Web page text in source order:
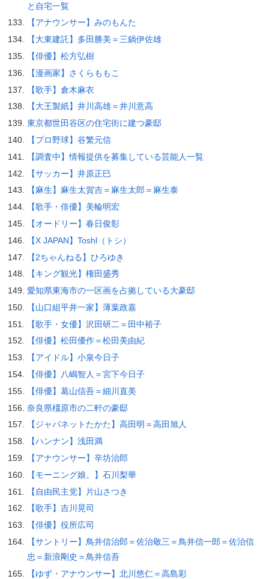
と自宅一覧
【アナウンサー】みのもんた
【大東建託】多田勝美＝三鍋伊佐雄
【俳優】松方弘樹
【漫画家】さくらももこ
【歌手】倉木麻衣
【大王製紙】井川高雄＝井川意高
東京都世田谷区の住宅街に建つ豪邸
【プロ野球】谷繁元信
【調査中】情報提供を募集している芸能人一覧
【サッカー】井原正巳
【麻生】麻生太賀吉＝麻生太郎＝麻生泰
【歌手・俳優】美輪明宏
【オードリー】春日俊彰
【X JAPAN】Toshl（トシ）
【2ちゃんねる】ひろゆき
【キング観光】権田盛秀
愛知県東海市の一区画を占拠している大豪邸
【山口組平井一家】薄葉政嘉
【歌手・女優】沢田研二＝田中裕子
【俳優】松田優作＝松田美由紀
【アイドル】小泉今日子
【俳優】八嶋智人＝宮下今日子
【俳優】葛山信吾＝細川直美
奈良県橿原市の二軒の豪邸
【ジャパネットたかた】高田明＝高田旭人
【ハンナン】浅田満
【アナウンサー】辛坊治郎
【モーニング娘。】石川梨華
【自由民主党】片山さつき
【歌手】吉川晃司
【俳優】役所広司
【サントリー】鳥井信治郎＝佐治敬三＝鳥井信一郎＝佐治信
忠＝新浪剛史＝鳥井信吾
【ゆず・アナウンサー】北川悠仁＝高島彩